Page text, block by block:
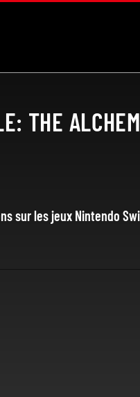
THE
sur les jeux Nintendo